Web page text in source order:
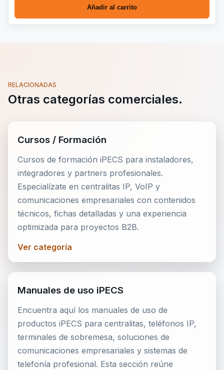
Añadir al carrito
RELACIONADAS
Otras categorías comerciales.
Cursos / Formación
Cursos de formación iPECS para instaladores,
integradores y partners profesionales.
Especialízate en centralitas IP, VoIP y
comunicaciones empresariales con contenidos
técnicos, fichas detalladas y una experiencia
optimizada para proyectos B2B.
Ver categoría
Manuales de uso iPECS
Encuentra aquí los manuales de uso de
productos iPECS para centralitas, teléfonos IP,
terminales de sobremesa, soluciones de
comunicaciones empresariales y sistemas de
telefonía profesional. Esta sección reúne